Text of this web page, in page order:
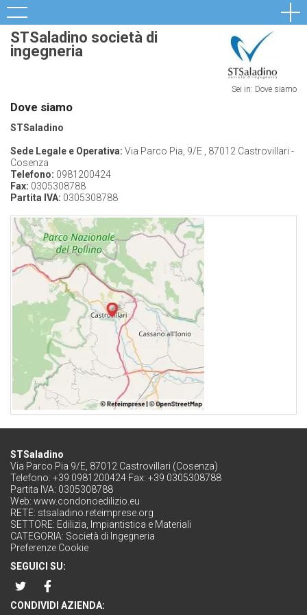
STSaladino società di
ingegneria
Sei in: Dove siamo
Dove siamo
STSaladino
Sede Legale e Operativa: Via Parco Pia, 9/E , 87012 Castrovillari -
Cosenza
Telefono: 0981200424
Fax: 0305308788
Partita IVA: 0305308788
STSaladino
Via Parco Pia 9/E, 87012 Castrovillari (Cosenza)
Telefono: +39 0981200424 Fax: +39 0305308788
Partita IVA: 0305308788
Web: www.condonoedilizio.eu
RETE: stsaladino.reteimprese.org
SETTORE: Edilizia, Impiantistica e Materiali
CATEGORIA: Società di Ingegneria
Preferenze Cookie
SEGUICI SU:
CONDIVIDI AZIENDA: